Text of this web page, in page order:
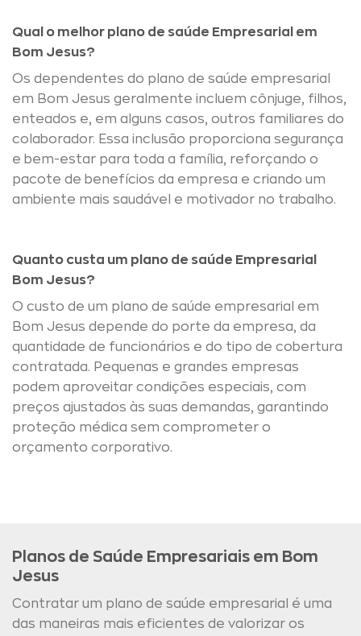
Qual o melhor plano de saúde Empresarial em
Bom Jesus?
Os dependentes do plano de saúde empresarial
em Bom Jesus geralmente incluem cônjuge, filhos,
enteados e, em alguns casos, outros familiares do
colaborador. Essa inclusão proporciona segurança
e bem-estar para toda a família, reforçando o
pacote de benefícios da empresa e criando um
ambiente mais saudável e motivador no trabalho.
Quanto custa um plano de saúde Empresarial
Bom Jesus?
O custo de um plano de saúde empresarial em
Bom Jesus depende do porte da empresa, da
quantidade de funcionários e do tipo de cobertura
contratada. Pequenas e grandes empresas
podem aproveitar condições especiais, com
preços ajustados às suas demandas, garantindo
proteção médica sem comprometer o
orçamento corporativo.
Planos de Saúde Empresariais em Bom
Jesus
Contratar um plano de saúde empresarial é uma
das maneiras mais eficientes de valorizar os